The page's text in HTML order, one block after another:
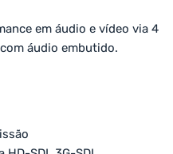
em áudio e vídeo via 4
áudio embutido.